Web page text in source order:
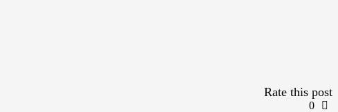
Rate this post
0